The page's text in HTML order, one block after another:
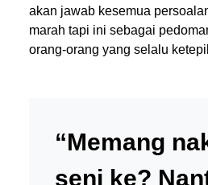
akan jawab kesemua
marah tapi ini sebagai
orang-orang yang selalu
“Memang
seni ke?